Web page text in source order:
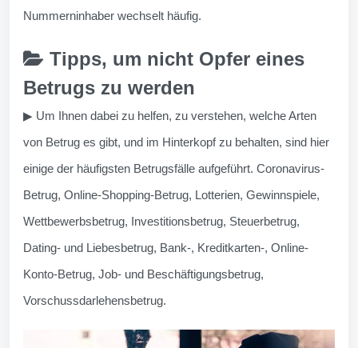
Nummerninhaber wechselt häufig.
Tipps, um nicht Opfer eines
Betrugs zu werden
▶ Um Ihnen dabei zu helfen, zu verstehen, welche Arten
von Betrug es gibt, und im Hinterkopf zu behalten, sind hier
einige der häufigsten Betrugsfälle aufgeführt. Coronavirus-
Betrug, Online-Shopping-Betrug, Lotterien, Gewinnspiele,
Wettbewerbsbetrug, Investitionsbetrug, Steuerbetrug,
Dating- und Liebesbetrug, Bank-, Kreditkarten-, Online-
Konto-Betrug, Job- und Beschäftigungsbetrug,
Vorschussdarlehensbetrug.